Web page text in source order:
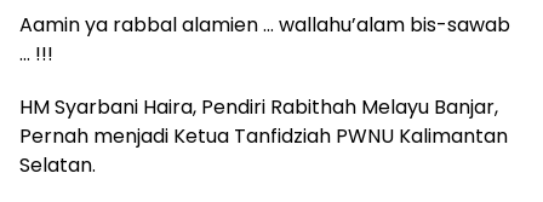
Aamin ya rabbal alamien … wallahu’alam bis-sawab
… !!!
HM Syarbani Haira, Pendiri Rabithah Melayu Banjar,
Pernah menjadi Ketua Tanfidziah PWNU Kalimantan
Selatan.